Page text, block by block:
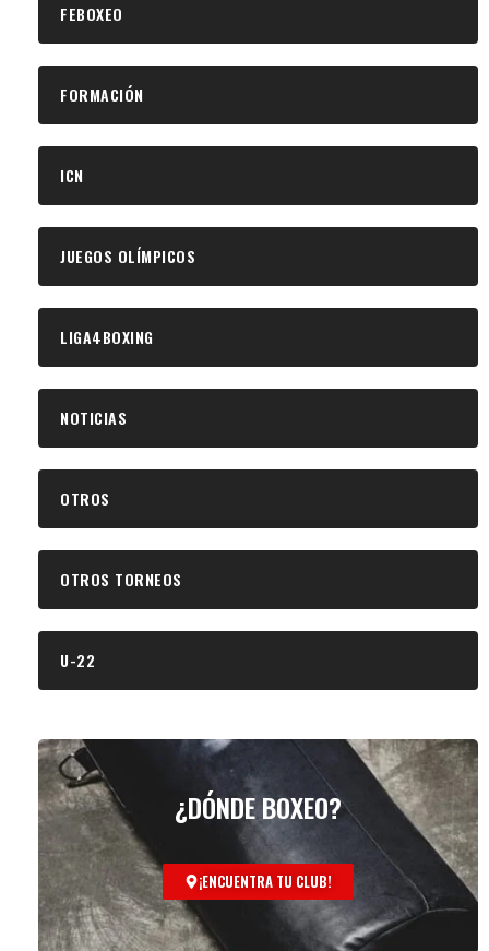
FEBOXEO
FORMACIÓN
ICN
JUEGOS OLÍMPICOS
LIGA4BOXING
NOTICIAS
OTROS
OTROS TORNEOS
U-22
¿DÓNDE BOXEO?
¡ENCUENTRA TU CLUB!